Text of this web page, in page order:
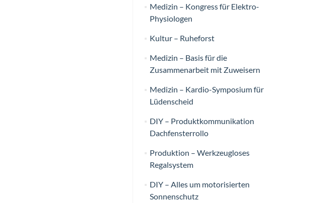
Medizin – Kongress für Elektro-
Physiologen
Kultur – Ruheforst
Medizin – Basis für die
Zusammenarbeit mit Zuweisern
Medizin – Kardio-Symposium für
Lüdenscheid
DIY – Produktkommunikation
Dachfensterrollo
Produktion – Werkzeugloses
Regalsystem
DIY – Alles um motorisierten
Sonnenschutz